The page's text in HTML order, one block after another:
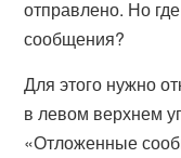
отправлено. Но
сообщения?
Для этого нужно
в левом верхнем
«Отложенные